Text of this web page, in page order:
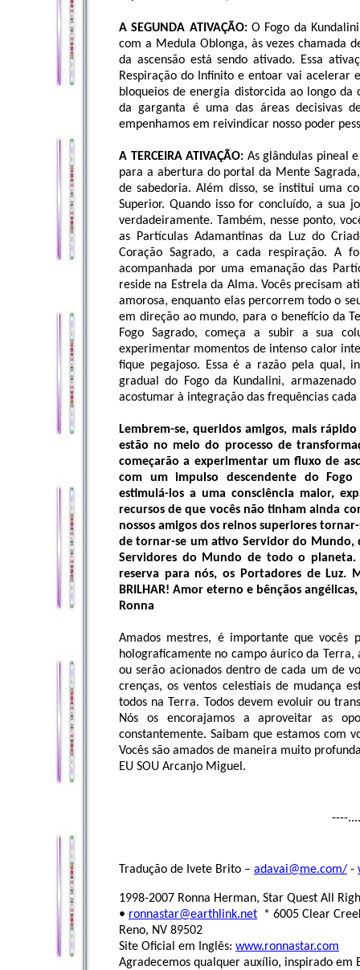
A SEGUNDA ATIVAÇÃO:O Fogo da
com a Medula Oblonga, às vezes chamada
da ascensão está sendo ativado. Essa
Respiração do Infinito e entoar vai acelerar
bloqueios de energia distorcida ao longo
da garganta é uma das áreas decisivas
empenhamos em reivindicar nosso poder
A TERCEIRA ATIVAÇÃO: As glândulas pineal
para a abertura do portal da Mente
de sabedoria. Além disso, se institui uma
Superior. Quando isso for concluído, a sua
verdadeiramente. Também, nesse ponto,
as Partículas Adamantinas da Luz do
Coração Sagrado, a cada respiração. A
acompanhada por uma emanação das
reside na Estrela da Alma. Vocês precisam
amorosa, enquanto elas percorrem todo o
em direção ao mundo, para o benefício da
Fogo Sagrado, começa a subir a sua
experimentar momentos de intenso calor
fique pegajoso. Essa é a razão pela qual,
gradual do Fogo da Kundalini,
acostumar à integração das frequências cada
Lembrem-se, queridos amigos, mais
estão no meio do processo de
começarão a experimentar um fluxo de
com um impulso descendente do Fogo
estimulá-los a uma consciência maior,
recursos de que vocês não tinham ainda
nossos amigos dos reinos superiores
de tornar-se um ativo Servidor do
Servidores do Mundo de todo o
reserva para nós, os Portadores de Luz.
BRILHAR! Amor eterno e bênçãos angélicas,
Ronna
Amados mestres, é importante que vocês
holograficamente no campo áurico da
ou serão acionados dentro de cada um de
crenças, os ventos celestiais de mudança
todos na Terra. Todos devem evoluir ou
Nós os encorajamos a aproveitar as
constantemente. Saibam que estamos com
Vocês são amados de maneira muito
EU SOU Arcanjo Miguel.
----
Tradução de Ivete Brito – adavai@me.com/ -
1998-2007 Ronna Herman, Star Quest All
• ronnastar@earthlink.net * 6005 Clear
Reno, NV 89502
Site Oficial em Inglês: www.ronnastar.com
Agradecemos qualquer auxílio, inspirado em